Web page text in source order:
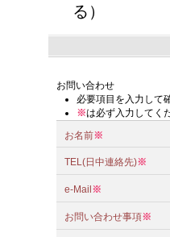
る）
お問い合わせ
必要項目を入力して
※は必ず入力してく
お名前※
TEL(日中連絡先)※
e-Mail ※
お問い合わせ事項※